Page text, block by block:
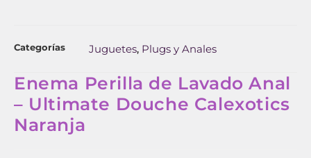
Categorías Juguetes, Plugs y Anales
Enema Perilla de Lavado Anal
– Ultimate Douche Calexotics
Naranja